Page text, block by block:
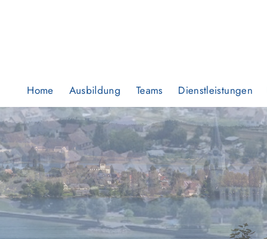
Home Ausbildung Teams Dienstleistungen